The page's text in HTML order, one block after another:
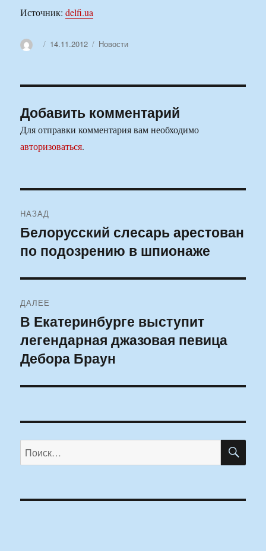
Источник:delfi.ua
АвторОпубликовано
14.11.2012 Рубрики
Новости
Добавить комментарий
Для отправки комментария вам необходимо
авторизоваться.
по
записям
НАЗАД
Предыдущая
запись:
Белорусский слесарь арестован
по подозрению в шпионаже
ДАЛЕЕ
Следующая
запись:
В Екатеринбурге выступит
легендарная джазовая певица
Дебора Браун
Искать: